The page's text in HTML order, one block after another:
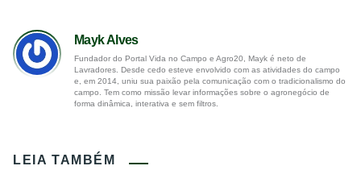
Mayk Alves
Fundador do Portal Vida no Campo e Agro20, Mayk é neto de
Lavradores. Desde cedo esteve envolvido com as atividades do campo
e, em 2014, uniu sua paixão pela comunicação com o tradicionalismo do
campo. Tem como missão levar informações sobre o agronegócio de
forma dinâmica, interativa e sem filtros.
LEIA TAMBÉM